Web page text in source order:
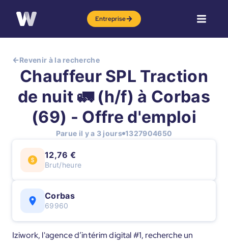
Entreprise
Revenir à la recherche
Chauffeur SPL Traction
de nuit 🚛 (h/f) à Corbas
(69) - Offre d'emploi
Parue il y a 3 jours 1327904650
12,76 €
Brut/heure
Corbas
69960
Iziwork, l'agence d’intérim digital #1, recherche un